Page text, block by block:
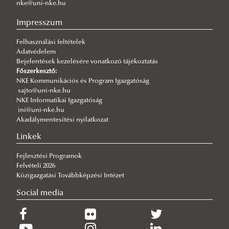
Q-s/D-s pályázati felhívás
2026/07/30
Új esély a továbbtanulásra: válaszd az NKE-t a pótfelvételin!
2026/07/29
A gyermek mindenek felett
2026/07/27
Hamarosan indul a jelentkezés az egyetemi pótfelvételire
2026/07/27
Tiszolczi Balázs Gergely: A biztonságot nem lehet csupán
tankönyvekből megtanulni
nke@uni-nke.hu
Impresszum
Felhasználási feltételek
Adatvédelem
Bejelentések kezelésére vonatkozó tájékoztatás
Főszerkesztő:
NKE Kommunikációs és Program Igazgatóság
sajto@uni-nke.hu
NKE Informatikai Igazgatóság
ini@uni-nke.hu
Akadálymentesítési nyilatkozat
Linkek
Fejlesztési Programok
Felvételi 2026
Közigazgatási Továbbképzési Intézet
Social media